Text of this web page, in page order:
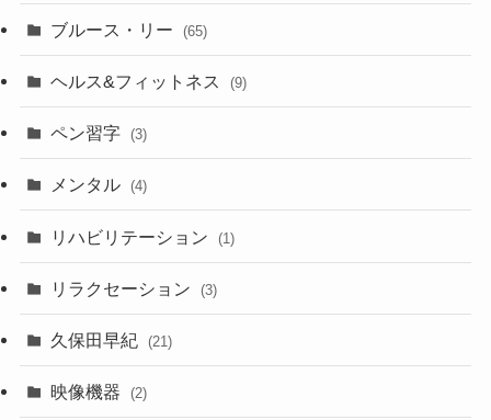
ブルース・リー (65)
ヘルス&フィットネス (9)
ペン習字 (3)
メンタル (4)
リハビリテーション (1)
リラクセーション (3)
久保田早紀 (21)
映像機器 (2)